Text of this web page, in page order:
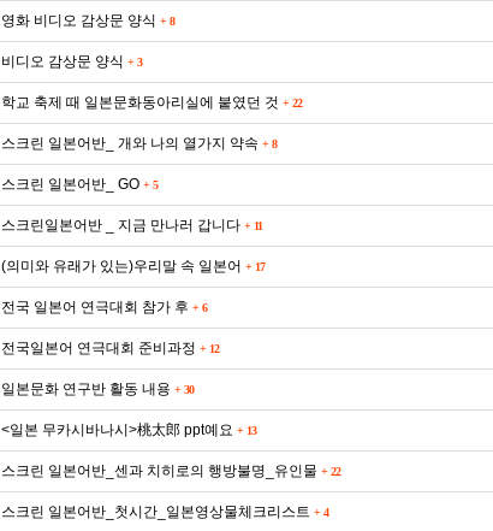
영화 비디오 감상문 양식 + 8
비디오 감상문 양식 + 3
학교 축제 때 일본문화동아리실에 붙였던 것 + 22
스크린 일본어반_ 개와 나의 열가지 약속 + 8
스크린 일본어반_ GO + 5
스크린일본어반 _ 지금 만나러 갑니다 + 11
(의미와 유래가 있는)우리말 속 일본어 + 17
전국 일본어 연극대회 참가 후 + 6
전국일본어 연극대회 준비과정 + 12
일본문화 연구반 활동 내용 + 30
<일본 무카시바나시>桃太郎 ppt예요 + 13
스크린 일본어반_센과 치히로의 행방불명_유인물 + 22
스크린 일본어반_첫시간_일본영상물체크리스트 + 4